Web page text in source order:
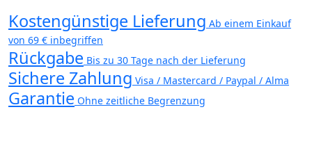
Kostengünstige Lieferung Ab einem Einkauf
von 69 € inbegriffen
Rückgabe Bis zu 30 Tage nach der Lieferung
Sichere Zahlung Visa / Mastercard / Paypal / Alma
Garantie Ohne zeitliche Begrenzung